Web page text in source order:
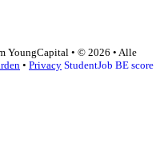
YoungCapital • © 2026 • Alle
• Privacy StudentJob BE score